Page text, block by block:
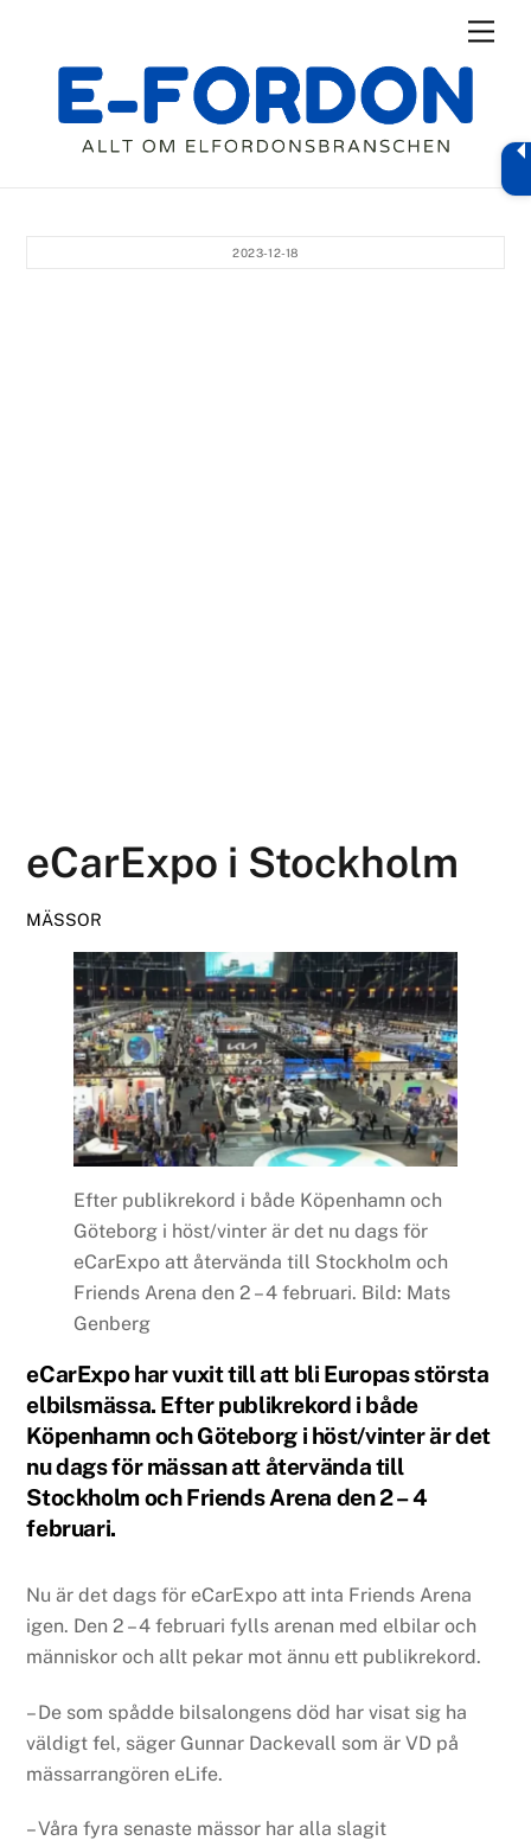
content
2023-12-18
eCarExpo i Stockholm
MÄSSOR
Efter publikrekord i både Köpenhamn och
Göteborg i höst/vinter är det nu dags för
eCarExpo att återvända till Stockholm och
Friends Arena den 2 – 4 februari. Bild: Mats
Genberg
eCarExpo har vuxit till att bli Europas största
elbilsmässa. Efter publikrekord i både
Köpenhamn och Göteborg i höst/vinter är det
nu dags för mässan att återvända till
Stockholm och Friends Arena den 2 – 4
februari.
Nu är det dags för eCarExpo att inta Friends Arena
igen. Den 2 – 4 februari fylls arenan med elbilar och
människor och allt pekar mot ännu ett publikrekord.
– De som spådde bilsalongens död har visat sig ha
väldigt fel, säger Gunnar Dackevall som är VD på
mässarrangören eLife.
– Våra fyra senaste mässor har alla slagit